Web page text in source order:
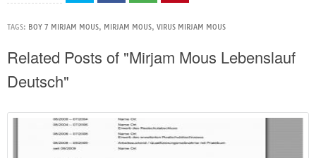
TAGS: BOY 7 MIRJAM MOUS, MIRJAM MOUS, VIRUS MIRJAM MOUS
Related Posts of "Mirjam Mous Lebenslauf
Deutsch"